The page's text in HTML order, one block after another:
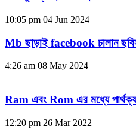
10:05 pm 04 Jun 2024
Mb ছাড়াই facebook চালান
4:26 am 08 May 2024
Ram এবং Rom এর মধ্যে
12:20 pm 26 Mar 2022